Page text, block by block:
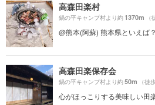
高森田楽村
鍋の平キャンプ村より約1370m
@熊本(阿蘇) 熊本県といえば
高森田楽保存会
鍋の平キャンプ村より約50m （徒
心がほっこりする美味しい田